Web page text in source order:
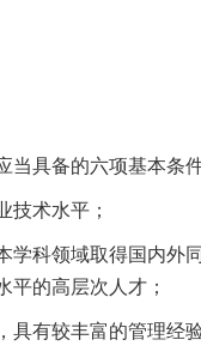
当具备的六项基本条件
技术水平；
科领域取得国内
的高层次人才；
具有较丰富的管理经验